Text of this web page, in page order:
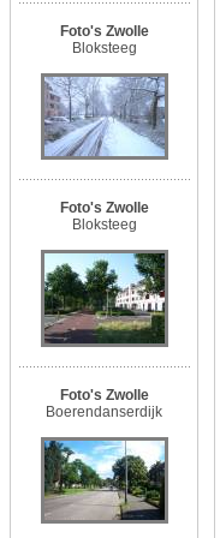
Foto's Zwolle
Bloksteeg
Foto's Zwolle
Bloksteeg
Foto's Zwolle
Boerendanserdijk